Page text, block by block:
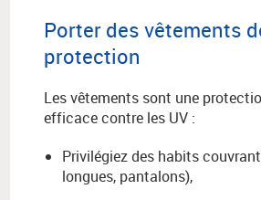
Porter des vêtements
protection
Les vêtements sont une
efficace contre les UV :
Privilégiez des habits
longues, pantalons),